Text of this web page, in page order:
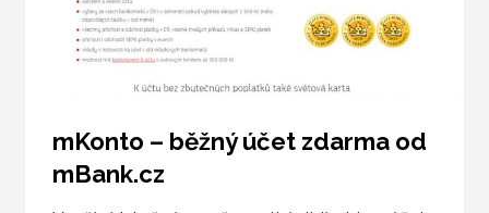
mKonto – běžný účet zdarma od
mBank.cz